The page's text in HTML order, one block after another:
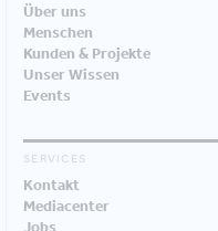
Über uns
Menschen
Kunden & Projekte
Unser Wissen
Events
SERVICES
Kontakt
Mediacenter
Jobs